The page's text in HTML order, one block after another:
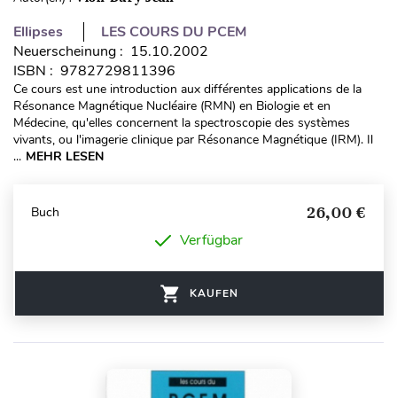
Ellipses
LES COURS DU PCEM
Neuerscheinung : 15.10.2002
ISBN : 9782729811396
Ce cours est une introduction aux différentes applications de la
Résonance Magnétique Nucléaire (RMN) en Biologie et en
Médecine, qu'elles concernent la spectroscopie des systèmes
vivants, ou l'imagerie clinique par Résonance Magnétique (IRM). Il
... MEHR LESEN
Buch 26,00 €
Verfügbar
KAUFEN